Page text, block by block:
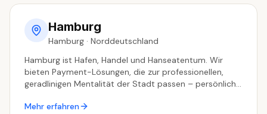
Hamburg
Hamburg · Norddeutschland
Hamburg ist Hafen, Handel und Hanseatentum. Wir
bieten Payment-Lösungen, die zur professionellen,
geradlinigen Mentalität der Stadt passen – persönlich
Mehr erfahren